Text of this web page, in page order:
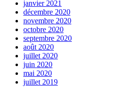
janvier 2021
décembre 2020
novembre 2020
octobre 2020
septembre 2020
août 2020
juillet 2020
juin 2020
mai 2020
juillet 2019